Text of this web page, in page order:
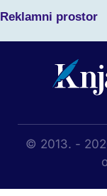
Reklamni prostor
© 2013. -